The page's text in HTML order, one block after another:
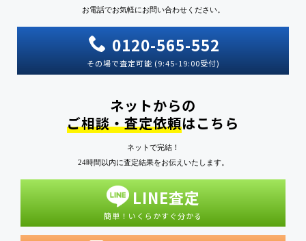
お電話でお気軽にお問い合わせください。
0120-565-552
その場で査定可能 (9:45-19:00受付)
ネットからの
ご相談・査定依頼はこちら
ネットで完結！
24時間以内に査定結果をお伝えいたします。
LINE査定
簡単！いくらかすぐ分かる